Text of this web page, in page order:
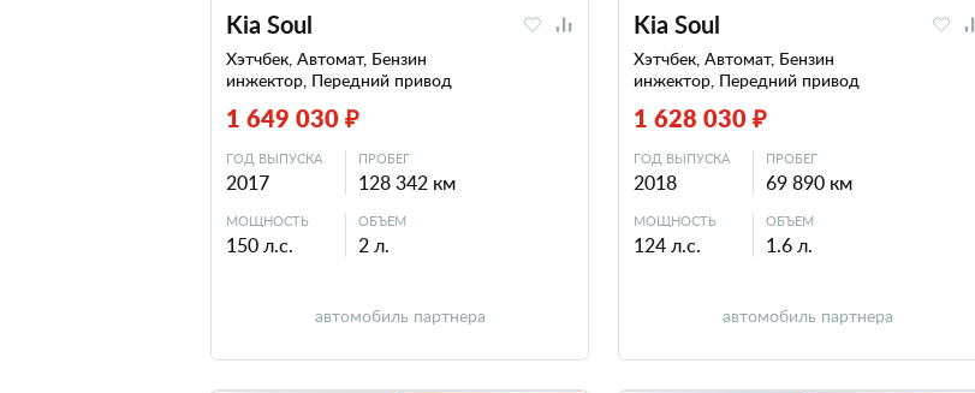
Kia Soul
Хэтчбек, Автомат, Бензин
инжектор, Передний привод
1 649 030 ₽
ГОД ВЫПУСКА
2017
ПРОБЕГ
128 342 км
МОЩНОСТЬ
150 л.с.
ОБЪЕМ
2 л.
автомобиль партнера
Kia Soul
Хэтчбек, Автомат, Бензин
инжектор, Передний привод
1 628 030 ₽
ГОД ВЫПУСКА
2018
ПРОБЕГ
69 890 км
МОЩНОСТЬ
124 л.с.
ОБЪЕМ
1.6 л.
автомобиль партнера